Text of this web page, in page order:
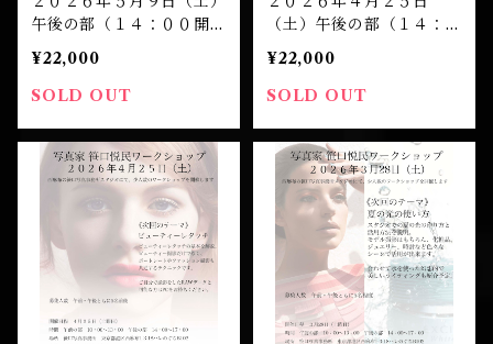
午後の部（１４：００開
演）笹口悦民 ワークショ
ップ 受講チケット
¥22,000
SOLD OUT
（土）午後の部（１４：０
０開演）笹口悦民 ワーク
ショップ 受講チケット
¥22,000
SOLD OUT